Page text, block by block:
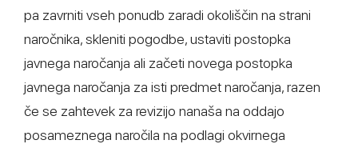
pa zavrniti vseh ponudb zaradi okoliščin na strani
naročnika, skleniti pogodbe, ustaviti postopka
javnega naročanja ali začeti novega postopka
javnega naročanja za isti predmet naročanja, razen
če se zahtevek za revizijo nanaša na oddajo
posameznega naročila na podlagi okvirnega